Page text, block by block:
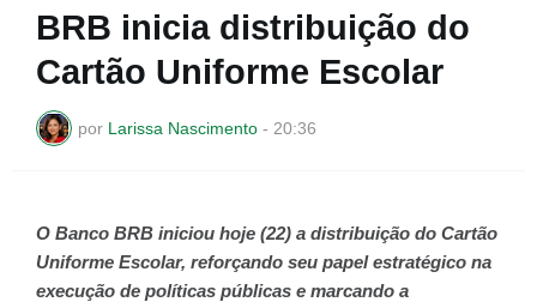
BRB inicia distribuição do
Cartão Uniforme Escolar
por Larissa Nascimento - 20:36
O Banco BRB iniciou hoje (22) a distribuição do Cartão
Uniforme Escolar, reforçando seu papel estratégico na
execução de políticas públicas e marcando a